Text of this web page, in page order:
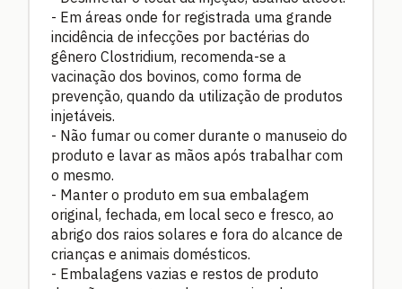
- Em áreas onde for registrada uma grande
incidência de infecções por bactérias do
gênero Clostridium, recomenda-se a
vacinação dos bovinos, como forma de
prevenção, quando da utilização de produtos
injetáveis.
- Não fumar ou comer durante o manuseio do
produto e lavar as mãos após trabalhar com
o mesmo.
- Manter o produto em sua embalagem
original, fechada, em local seco e fresco, ao
abrigo dos raios solares e fora do alcance de
crianças e animais domésticos.
- Embalagens vazias e restos de produto